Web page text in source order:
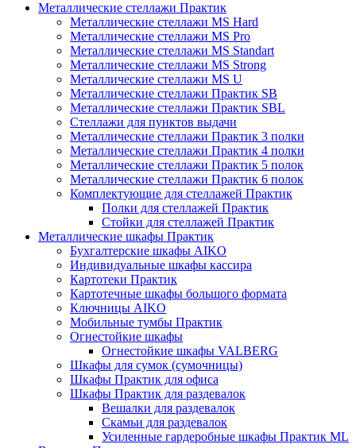
Металлические стеллажи Практик
Металлические стеллажи MS Hard
Металлические стеллажи MS Pro
Металлические стеллажи MS Standart
Металлические стеллажи MS Strong
Металлические стеллажи MS U
Металлические стеллажи Практик SB
Металлические стеллажи Практик SBL
Стеллажи для пунктов выдачи
Металлические стеллажи Практик 3 полки
Металлические стеллажи Практик 4 полки
Металлические стеллажи Практик 5 полок
Металлические стеллажи Практик 6 полок
Комплектующие для стеллажей Практик
Полки для стеллажей Практик
Стойки для стеллажей Практик
Металлические шкафы Практик
Бухгалтерские шкафы AIKO
Индивидуальные шкафы кассира
Картотеки Практик
Картотечные шкафы большого формата
Ключницы AIKO
Мобильные тумбы Практик
Огнестойкие шкафы
Огнестойкие шкафы VALBERG
Шкафы для сумок (сумочницы)
Шкафы Практик для офиса
Шкафы Практик для раздевалок
Вешалки для раздевалок
Скамьи для раздевалок
Усиленные гардеробные шкафы Практик ML